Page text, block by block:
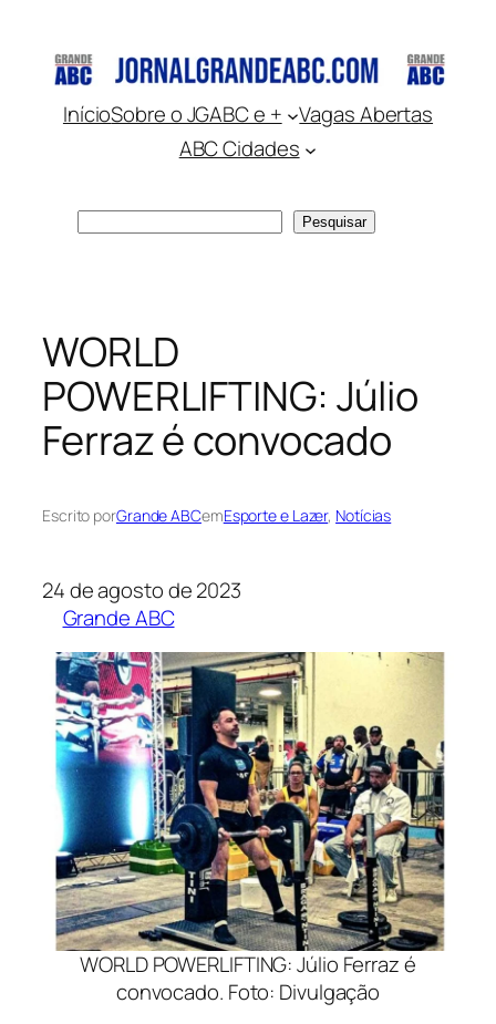
conteúdo
InícioSobre o JGABC e +
Vagas Abertas
ABC Cidades
Pesquisar
WORLD
POWERLIFTING: Júlio
Ferraz é convocado
Escrito porGrande ABCemEsporte e Lazer, Notícias
24 de agosto de 2023
Grande ABC
WORLD POWERLIFTING: Júlio Ferraz é
convocado. Foto: Divulgação